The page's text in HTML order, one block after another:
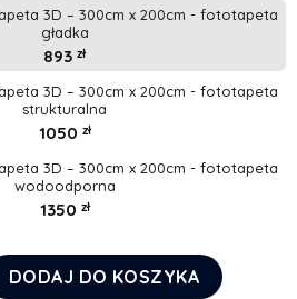
3D – 300cm x 200cm - fototapeta
gładka
893 zł
3D – 300cm x 200cm - fototapeta
strukturalna
1050 zł
3D – 300cm x 200cm - fototapeta
wodoodporna
1350 zł
fototapeta 3D
DODAJ DO KOSZYKA